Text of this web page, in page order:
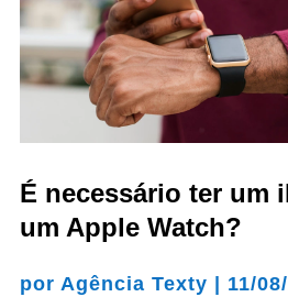
É necessário ter um
um Apple Watch?
por Agência Texty | 11/